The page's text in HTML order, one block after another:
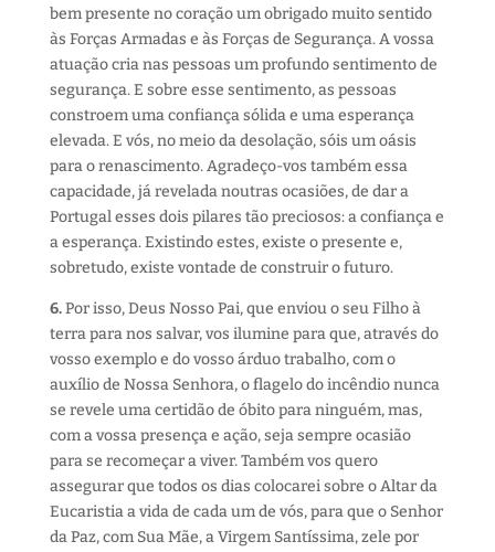
bem presente no coração um obrigado muito sentido
às Forças Armadas e às Forças de Segurança. A vossa
atuação cria nas pessoas um profundo sentimento de
segurança. E sobre esse sentimento, as pessoas
constroem uma confiança sólida e uma esperança
elevada. E vós, no meio da desolação, sóis um oásis
para o renascimento. Agradeço-vos também essa
capacidade, já revelada noutras ocasiões, de dar a
Portugal esses dois pilares tão preciosos: a confiança e
a esperança. Existindo estes, existe o presente e,
sobretudo, existe vontade de construir o futuro.
6.Por isso, Deus Nosso Pai, que enviou o seu Filho à
terra para nos salvar, vos ilumine para que, através do
vosso exemplo e do vosso árduo trabalho, com o
auxílio de Nossa Senhora, o flagelo do incêndio nunca
se revele uma certidão de óbito para ninguém, mas,
com a vossa presença e ação, seja sempre ocasião
para se recomeçar a viver. Também vos quero
assegurar que todos os dias colocarei sobre o Altar da
Eucaristia a vida de cada um de vós, para que o Senhor
da Paz, com Sua Mãe, a Virgem Santíssima, zele por